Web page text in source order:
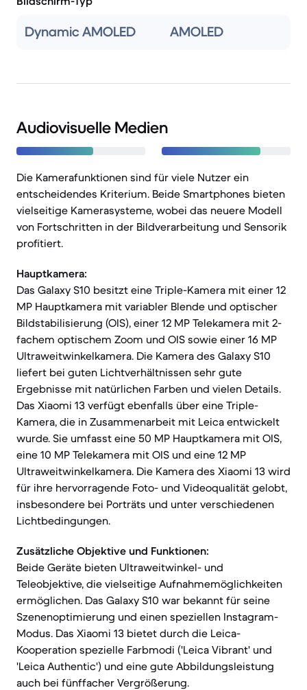
Dynamic AMOLED AMOLED
Audiovisuelle Medien
Die Kamerafunktionen sind für viele Nutzer ein
entscheidendes Kriterium. Beide Smartphones bieten
vielseitige Kamerasysteme, wobei das neuere Modell
von Fortschritten in der Bildverarbeitung und Sensorik
profitiert.
Hauptkamera:
Das Galaxy S10 besitzt eine Triple-Kamera mit einer 12
MP Hauptkamera mit variabler Blende und optischer
Bildstabilisierung (OIS), einer 12 MP Telekamera mit 2-
fachem optischem Zoom und OIS sowie einer 16 MP
Ultraweitwinkelkamera. Die Kamera des Galaxy S10
liefert bei guten Lichtverhältnissen sehr gute
Ergebnisse mit natürlichen Farben und vielen Details.
Das Xiaomi 13 verfügt ebenfalls über eine Triple-
Kamera, die in Zusammenarbeit mit Leica entwickelt
wurde. Sie umfasst eine 50 MP Hauptkamera mit OIS,
eine 10 MP Telekamera mit OIS und eine 12 MP
Ultraweitwinkelkamera. Die Kamera des Xiaomi 13 wird
für ihre hervorragende Foto- und Videoqualität gelobt,
insbesondere bei Porträts und unter verschiedenen
Lichtbedingungen.
Zusätzliche Objektive und Funktionen:
Beide Geräte bieten Ultraweitwinkel- und
Teleobjektive, die vielseitige Aufnahmemöglichkeiten
ermöglichen. Das Galaxy S10 war bekannt für seine
Szenenoptimierung und einen speziellen Instagram-
Modus. Das Xiaomi 13 bietet durch die Leica-
Kooperation spezielle Farbmodi ('Leica Vibrant' und
'Leica Authentic') und eine gute Abbildungsleistung
auch bei fünffacher Vergrößerung.